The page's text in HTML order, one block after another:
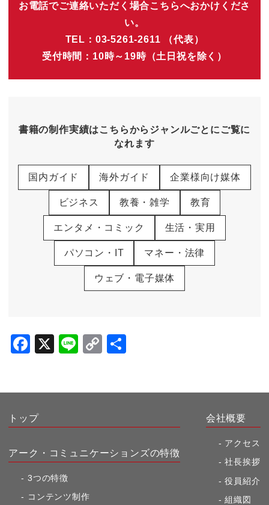
お電話でご連絡いただく場合こちらへおかけくださ
い。
TEL：03-5261-2611 （代表）
受付時間：10時～19時（土日祝を除く）
書籍の制作実績はこちらからジャンルごとにご覧に
なれます
国内ガイド 海外ガイド 企業様向け媒体
ビジネス 教養・雑学 教育
エンタメ・コミック 生活・実用
パソコン・IT マネー・法律
ウェブ・電子媒体
F
b
o
k
X
Li
C
k
トップ
アーク・コミュニケーションズの特徴
3つの特徴
コンテンツ制作
会社概要
アクセス
社長挨拶
役員紹介
組織図